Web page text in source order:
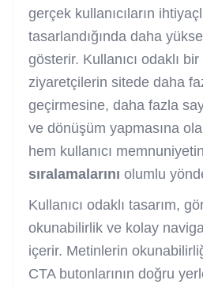
gerçek kullanıcıların
tasarlandığında daha
gösterir. Kullanıcı odaklı bir
ziyaretçilerin sitede daha
geçirmesine, daha fazla
ve dönüşüm yapmasına
hem kullanıcı
sıralamalarını olumlu
Kullanıcı odaklı tasarım,
okunabilirlik ve kolay
içerir. Metinlerin
CTA butonlarının doğru